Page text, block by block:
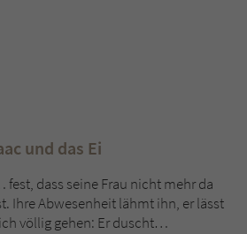
und das Ei
fest, dass seine Frau nicht mehr da
Ihre Abwesenheit lähmt ihn, er lässt
völlig gehen: Er duscht…